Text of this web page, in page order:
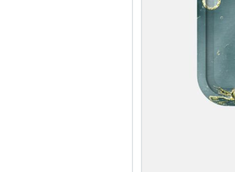
Gardez un espace propre pour vos produits de soin du
conséquent, vous assurez un environnement hygiénique
Découvrez Notre Sélection
Explorez notre gamme d’accessoires en diatomite pour
d’une routine de soin organisée et élégante avec nos